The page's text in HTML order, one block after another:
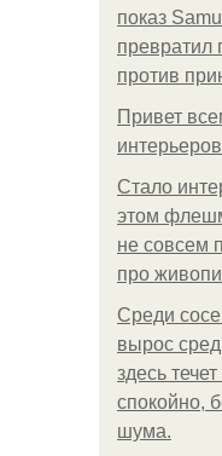
показ
превратил
против
Привет
Стало
этом
не совсем
про
Среди
вырос
здесь
спокойно,
шума.